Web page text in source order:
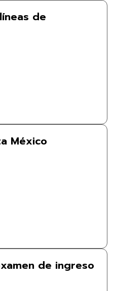
de
México
de ingreso